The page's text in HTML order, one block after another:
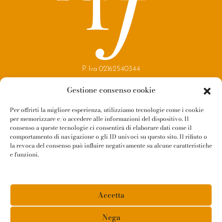
Gestione consenso cookie
Per offrirti la migliore esperienza, utilizziamo tecnologie come i cookie
per memorizzare e/o accedere alle informazioni del dispositivo. Il
consenso a queste tecnologie ci consentirà di elaborare dati come il
comportamento di navigazione o gli ID univoci su questo sito. Il rifiuto o
la revoca del consenso può influire negativamente su alcune caratteristiche
e funzioni.
Accetta
Nega
P. Iva 02162540344
Reggio Parma Festival
Contatti
Newsletter
Amministrazione Trasparente
Privacy Policy
Cookie Policy